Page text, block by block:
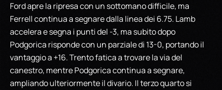
Ford apre la ripresa con un sottomano difficile, ma
Ferrell continua a segnare dalla linea dei 6.75. Lamb
accelera e segna i punti del -3, ma subito dopo
Podgorica risponde con un parziale di 13-0, portando il
vantaggio a +16. Trento fatica a trovare la via del
canestro, mentre Podgorica continua a segnare,
ampliando ulteriormente il divario. Il terzo quarto si